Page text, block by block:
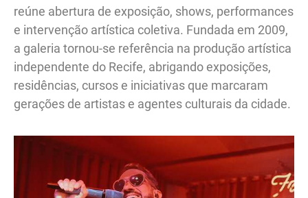
reúne abertura de exposição, shows, performances
e intervenção artística coletiva. Fundada em 2009,
a galeria tornou-se referência na produção artística
independente do Recife, abrigando exposições,
residências, cursos e iniciativas que marcaram
gerações de artistas e agentes culturais da cidade.